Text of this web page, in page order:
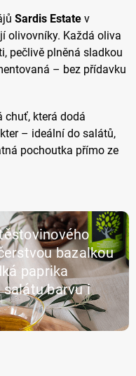
Sardis Estate v
olivovníky. Každá oliva
pečlivě plněná sladkou
– bez přídavku
chuť, která dodá
– ideální do salátů,
pochoutka přímo ze
bazalkou
paprika
barvu i